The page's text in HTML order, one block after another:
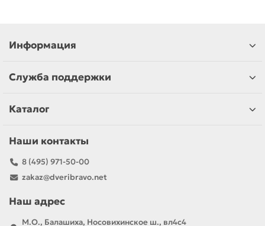
Информация
Служба поддержки
Каталог
Наши контакты
8 (495) 971-50-00
zakaz@dveribravo.net
Наш адрес
М.О., Балашиха, Носовихинское ш., вл4с4